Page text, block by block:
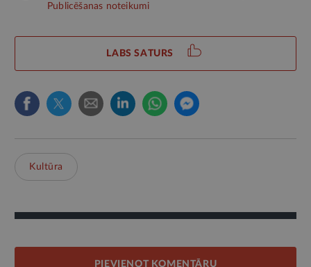
Publicēšanas noteikumi
LABS SATURS
Kultūra
PIEVIENOT KOMENTĀRU